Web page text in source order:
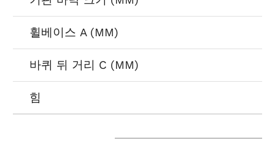
휠베이스 A (MM)
바퀴 뒤 거리 C (MM)
힘